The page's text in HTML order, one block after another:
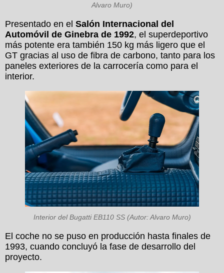
Alvaro Muro)
Presentado en el Salón Internacional del
Automóvil de Ginebra de 1992, el superdeportivo
más potente era también 150 kg más ligero que el
GT gracias al uso de fibra de carbono, tanto para los
paneles exteriores de la carrocería como para el
interior.
Interior del Bugatti EB110 SS (Autor: Alvaro Muro)
El coche no se puso en producción hasta finales de
1993, cuando concluyó la fase de desarrollo del
proyecto.